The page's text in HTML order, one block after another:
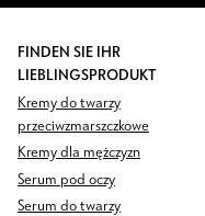
FINDEN SIE IHR
LIEBLINGSPRODUKT
Kremy do twarzy
przeciwzmarszczkowe
Kremy dla mężczyzn
Serum pod oczy
Serum do twarzy